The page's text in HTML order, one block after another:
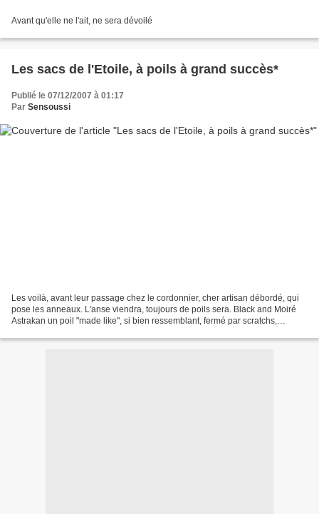
Avant qu'elle ne l'ait, ne sera dévoilé
Les sacs de l'Etoile, à poils à grand succès*
Publié le 07/12/2007 à 01:17
Par Sensoussi
Les voilà, avant leur passage chez le cordonnier, cher artisan débordé, qui
pose les anneaux. L'anse viendra, toujours de poils sera. Black and Moiré
Astrakan un poil "made like", si bien ressemblant, fermé par scratchs,